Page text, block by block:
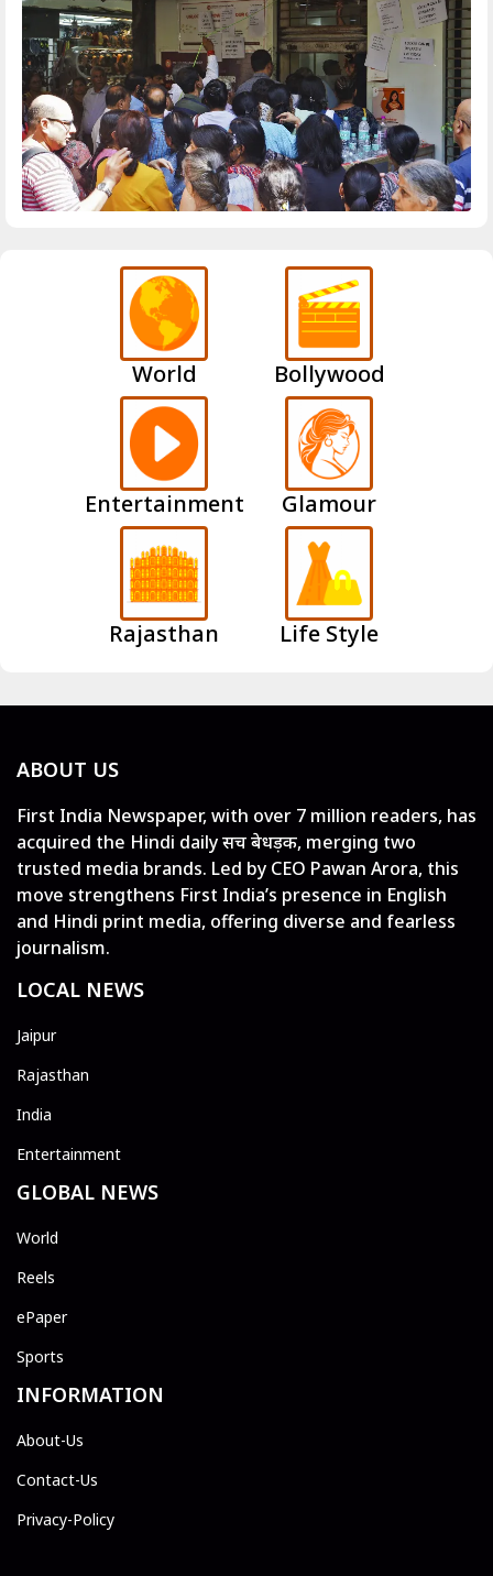
World Bollywood
Entertainment Glamour
Rajasthan Life Style
ABOUT US
First India Newspaper, with over 7 million readers, has
acquired the Hindi daily सच बेधड़क, merging two
trusted media brands. Led by CEO Pawan Arora, this
move strengthens First India’s presence in English
and Hindi print media, offering diverse and fearless
journalism.
LOCAL NEWS
Jaipur
Rajasthan
India
Entertainment
GLOBAL NEWS
World
Reels
ePaper
Sports
INFORMATION
About-Us
Contact-Us
Privacy-Policy